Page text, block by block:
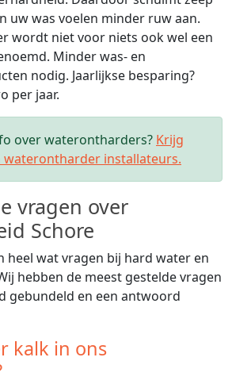
uw was voelen minder ruw aan.
wordt niet voor niets ook wel een
Minder was- en
nodig. Jaarlijkse besparing?
per jaar.
over waterontharders? Krijg
waterontharder installateurs.
vragen over
Schore
heel wat vragen bij hard water en
hebben de meest gestelde vragen
gebundeld en een antwoord
kalk in ons